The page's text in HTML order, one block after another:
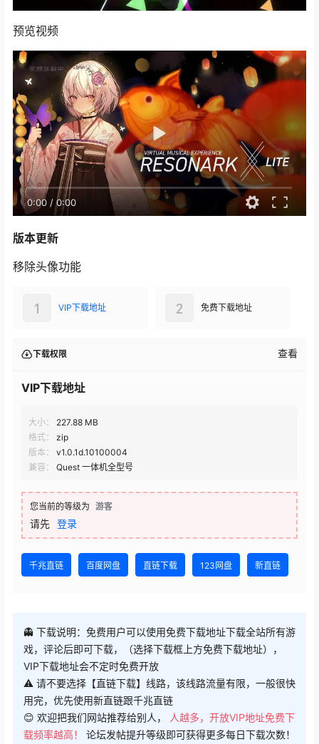
预览视频
0:00 /0:00
版本更新
移除头像功能
VIP下载地址
1 免费下载地址
2
下载权限 查看
VIP下载地址
大小：
227.88 MB
格式：
zip
版本：
v1.0.1d.10100004
兼容：
Quest 一体机全型号
您当前的等级为 游客
请先 登录
千兆直链 百度网盘 直链下载 123网盘 新直链
👻 下载说明：免费用户可以使用免费下载地址下载全站所有游
戏，评论后即可下载，（选择下载框上方免费下载地址），
VIP下载地址会不定时免费开放
⚠ 请不要选择【直链下载】线路，该线路流量有限，一般很快
用完，优先使用新直链跟千兆直链
😊 欢迎把我们网站推荐给别人，
人越多，开放VIP地址免费下
载频率越高！ 论坛发帖提升等级即可获得更多每日下载次数！